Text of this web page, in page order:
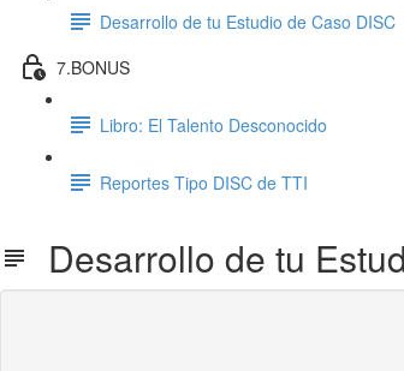
Desarrollo de tu Estudio de Caso DISC
7.BONUS
Libro: El Talento Desconocido
Reportes Tipo DISC de TTI
Desarrollo de tu